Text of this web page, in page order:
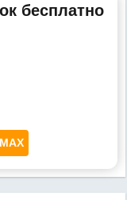
бесплатно